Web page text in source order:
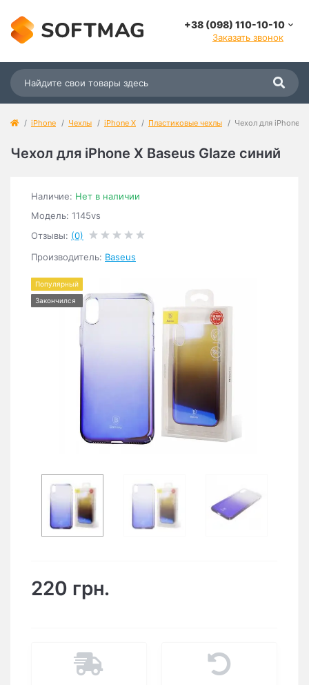
+38 (098) 110-10-10
Заказать звонок
iPhone Чехлы iPhone X Пластиковые чехлы Чехол для iPhone
Чехол для iPhone X Baseus Glaze синий
Наличие: Нет в наличии
Модель: 1145vs
Отзывы: (0)
Производитель: Baseus
Популярный
Закончился
220 грн.